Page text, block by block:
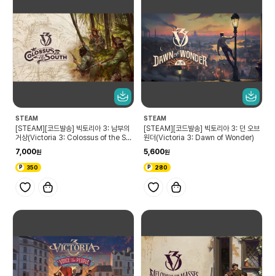
STEAM
[STEAM][코드발송] 빅토리아 3: 남부의
거상(Victoria 3: Colossus of the So
7,000
350
STEAM
[STEAM][코드발송] 빅토리아 3: 던 오브
원더(Victoria 3: Dawn of Wonder)
5,600
280